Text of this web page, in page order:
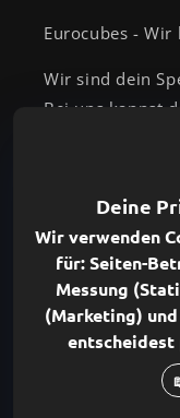
Eurocubes - Wir
Wir sind dein
Bei uns kannst
kaufen und
E-Mail